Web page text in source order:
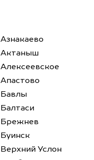
Азнакаево
Актаныш
Алексеевское
Апастово
Бавлы
Балтаси
Брежнев
Буинск
Верхний Услон